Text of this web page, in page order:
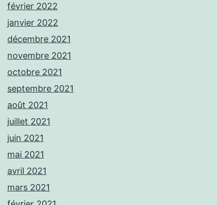
février 2022
janvier 2022
décembre 2021
novembre 2021
octobre 2021
septembre 2021
août 2021
juillet 2021
juin 2021
mai 2021
avril 2021
mars 2021